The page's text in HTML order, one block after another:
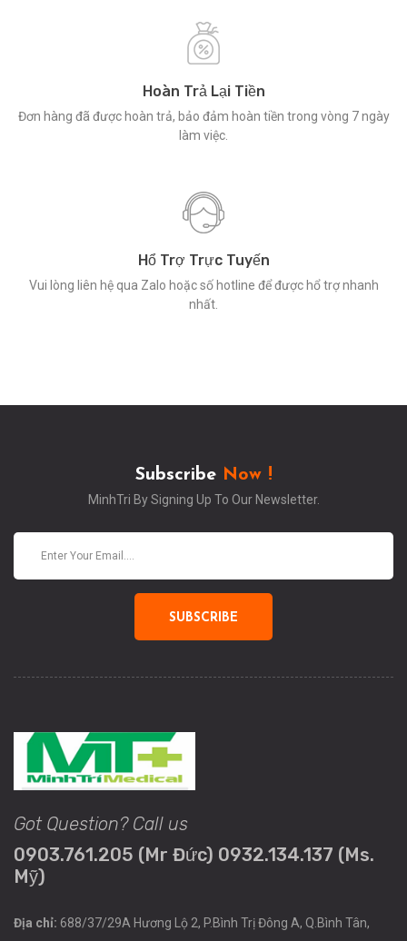
Hoàn Trả Lại Tiền
Đơn hàng đã được hoàn trả, bảo đảm hoàn tiền trong vòng 7 ngày
làm việc.
Hổ Trợ Trực Tuyến
Vui lòng liên hệ qua Zalo hoặc số hotline để được hổ trợ nhanh
nhất.
Subscribe Now !
MinhTri By Signing Up To Our Newsletter.
SUBSCRIBE
Got Question? Call us
0903.761.205 (Mr Đức) 0932.134.137 (Ms.
Mỹ)
Địa chỉ: 688/37/29A Hương Lộ 2, P.Bình Trị Đông A, Q.Bình Tân,